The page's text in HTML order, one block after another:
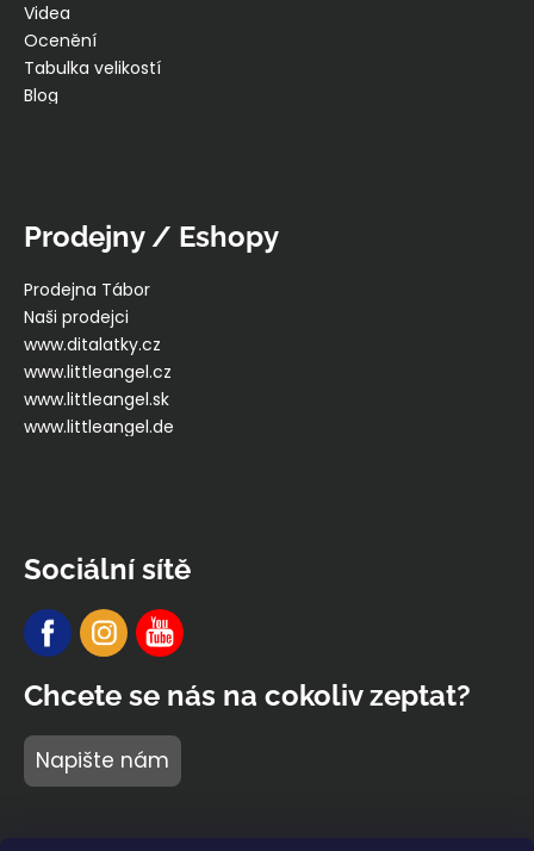
Videa
Ocenění
Tabulka velikostí
Blog
Prodejny / Eshopy
Prodejna Tábor
Naši prodejci
www.ditalatky.cz
www.littleangel.cz
www.littleangel.sk
www.littleangel.de
Sociální sítě
Chcete se nás na cokoliv zeptat?
Napište nám